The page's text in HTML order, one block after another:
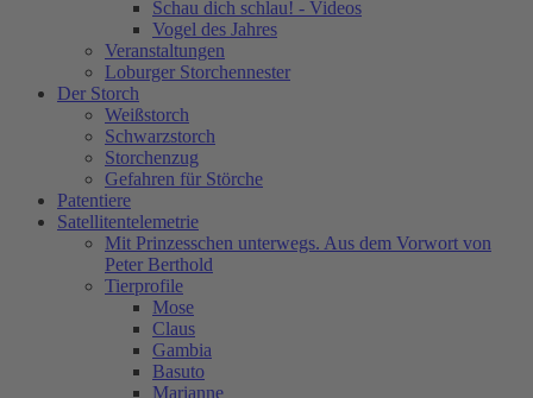
Schau dich schlau! - Videos
Vogel des Jahres
Veranstaltungen
Loburger Storchennester
Der Storch
Weißstorch
Schwarzstorch
Storchenzug
Gefahren für Störche
Patentiere
Satellitentelemetrie
Mit Prinzesschen unterwegs. Aus dem Vorwort von
Peter Berthold
Tierprofile
Mose
Claus
Gambia
Basuto
Marianne